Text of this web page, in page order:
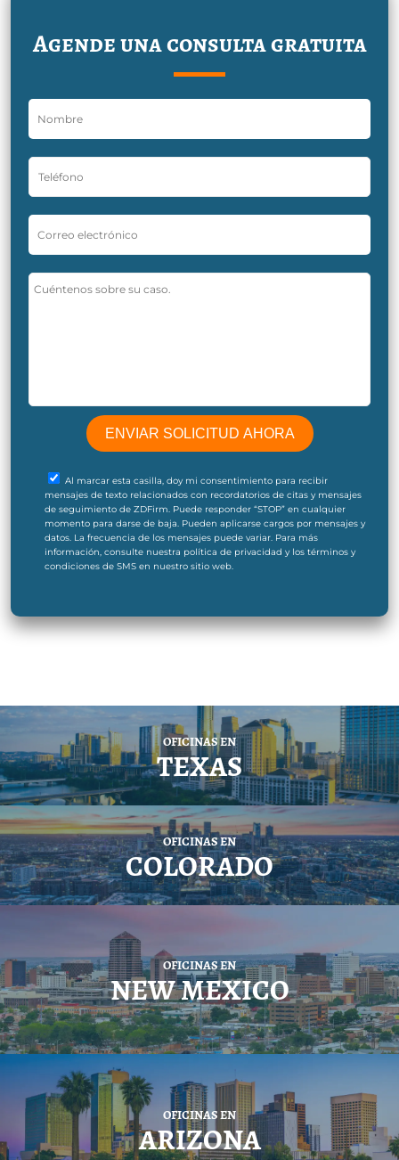
Agende una consulta gratuita
Al marcar esta casilla, doy mi consentimiento para recibir
mensajes de texto relacionados con recordatorios de citas y mensajes
de seguimiento de ZDFirm. Puede responder “STOP” en cualquier
momento para darse de baja. Pueden aplicarse cargos por mensajes y
datos. La frecuencia de los mensajes puede variar. Para más
información, consulte nuestra política de privacidad y los términos y
condiciones de SMS en nuestro sitio web.
OFICINAS EN
TEXAS
OFICINAS EN
COLORADO
OFICINAS EN
NEW MEXICO
OFICINAS EN
ARIZONA